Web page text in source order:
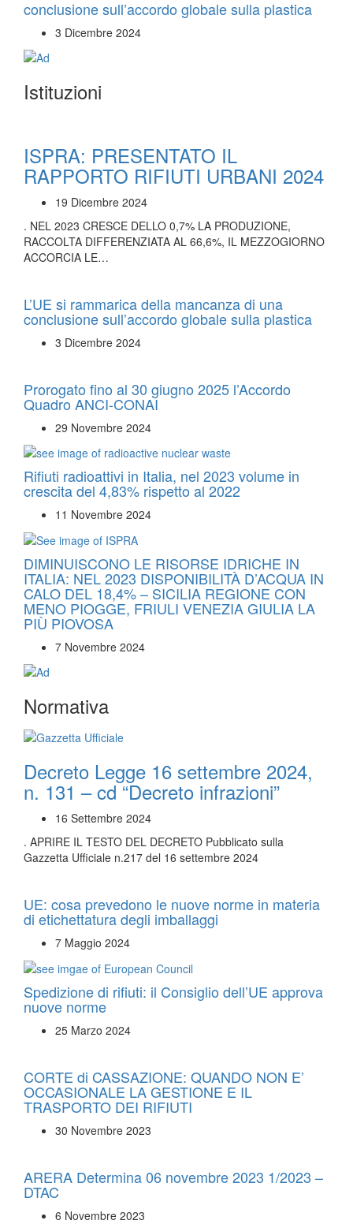
conclusione sull’accordo globale sulla plastica
3 Dicembre 2024
Istituzioni
ISPRA: PRESENTATO IL
RAPPORTO RIFIUTI URBANI 2024
19 Dicembre 2024
. NEL 2023 CRESCE DELLO 0,7% LA PRODUZIONE,
RACCOLTA DIFFERENZIATA AL 66,6%, IL MEZZOGIORNO
ACCORCIA LE…
L’UE si rammarica della mancanza di una
conclusione sull’accordo globale sulla plastica
3 Dicembre 2024
Prorogato fino al 30 giugno 2025 l’Accordo
Quadro ANCI-CONAI
29 Novembre 2024
Rifiuti radioattivi in Italia, nel 2023 volume in
crescita del 4,83% rispetto al 2022
11 Novembre 2024
DIMINUISCONO LE RISORSE IDRICHE IN
ITALIA: NEL 2023 DISPONIBILITÀ D’ACQUA IN
CALO DEL 18,4% – SICILIA REGIONE CON
MENO PIOGGE, FRIULI VENEZIA GIULIA LA
PIÙ PIOVOSA
7 Novembre 2024
Normativa
Decreto Legge 16 settembre 2024,
n. 131 – cd “Decreto infrazioni”
16 Settembre 2024
. APRIRE IL TESTO DEL DECRETO Pubblicato sulla
Gazzetta Ufficiale n.217 del 16 settembre 2024
UE: cosa prevedono le nuove norme in materia
di etichettatura degli imballaggi
7 Maggio 2024
Spedizione di rifiuti: il Consiglio dell’UE approva
nuove norme
25 Marzo 2024
CORTE di CASSAZIONE: QUANDO NON E’
OCCASIONALE LA GESTIONE E IL
TRASPORTO DEI RIFIUTI
30 Novembre 2023
ARERA Determina 06 novembre 2023 1/2023 –
DTAC
6 Novembre 2023